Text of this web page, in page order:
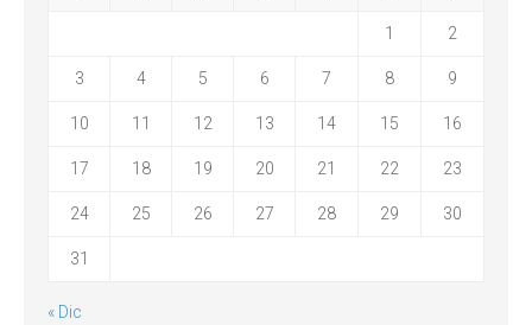
1 2
3 4 5 6 7 8 9
10 11 12 13 14 15 16
17 18 19 20 21 22 23
24 25 26 27 28 29 30
31
« Dic